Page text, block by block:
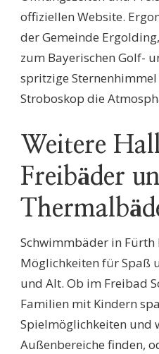
offiziellen Website.
der Gemeinde
zum Bayerischen Golf-
spritzige
Stroboskop die
Weitere
Freibäder
Schwimmbäder in Fürth
Möglichkeiten für Spaß
und Alt. Ob im Freibad
Familien mit Kindern
Spielmöglichkeiten und
Außenbereiche finden,